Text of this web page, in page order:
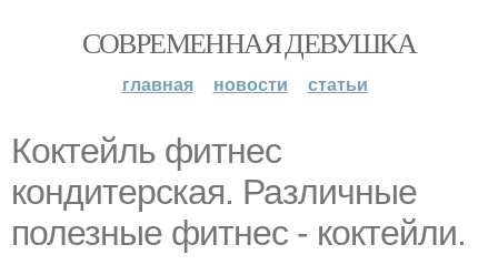
СОВРЕМЕННАЯ ДЕВУШКА
главная новости статьи
Коктейль фитнес
кондитерская. Различные
полезные фитнес - коктейли.